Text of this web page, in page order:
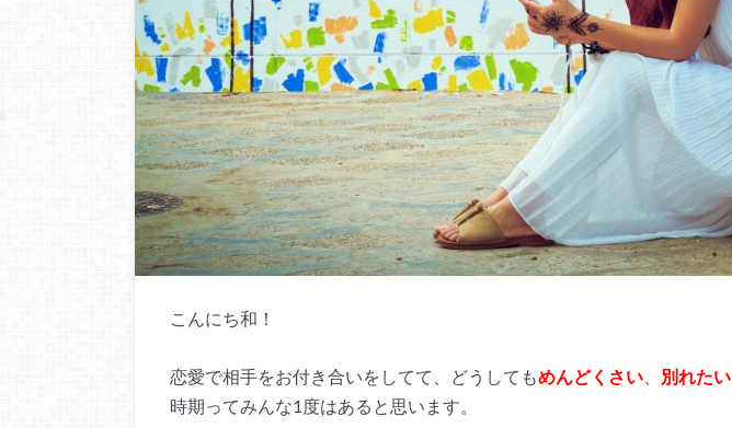
こんにち和！
恋愛で相手をお付き合いをしてて、どうしてもめんどくさい 別れたい
時期ってみんな1度はあると思います。